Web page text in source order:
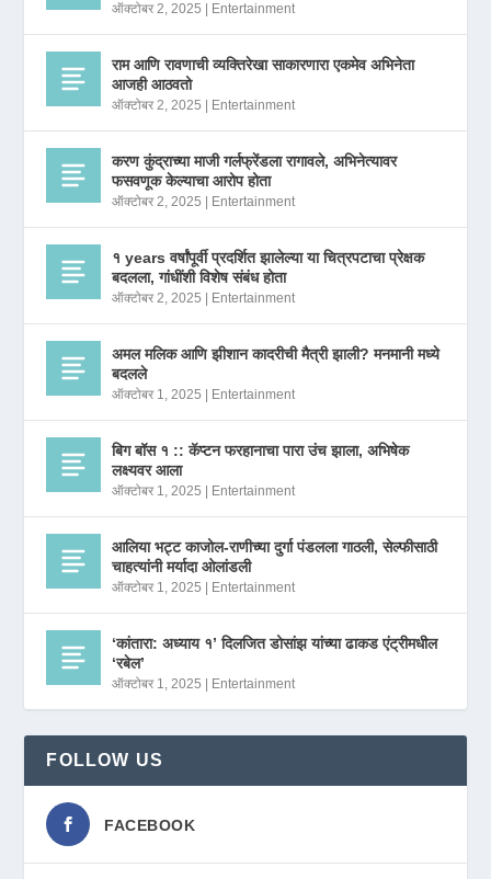
ऑक्टोबर 2, 2025 Entertainment
राम आणि रावणाची व्यक्तिरेखा साकारणारा एकमेव अभिनेता
आजही आठवतो
ऑक्टोबर 2, 2025 Entertainment
करण कुंद्राच्या माजी गर्लफ्रेंडला रागावले, अभिनेत्यावर
फसवणूक केल्याचा आरोप होता
ऑक्टोबर 2, 2025 Entertainment
१ years वर्षांपूर्वी प्रदर्शित झालेल्या या चित्रपटाचा प्रेक्षक
बदलला, गांधींशी विशेष संबंध होता
ऑक्टोबर 2, 2025 Entertainment
अमल मलिक आणि झीशान कादरीची मैत्री झाली? मनमानी मध्ये
बदलले
ऑक्टोबर 1, 2025 Entertainment
बिग बॉस १ :: कॅप्टन फरहानाचा पारा उंच झाला, अभिषेक
लक्ष्यवर आला
ऑक्टोबर 1, 2025 Entertainment
आलिया भट्ट काजोल-राणीच्या दुर्गा पंडलला गाठली, सेल्फीसाठी
चाहत्यांनी मर्यादा ओलांडली
ऑक्टोबर 1, 2025 Entertainment
‘कांतारा: अध्याय १’ दिलजित डोसांझ यांच्या ढाकड एंट्रीमधील
‘रबेल’
ऑक्टोबर 1, 2025 Entertainment
FOLLOW US
FACEBOOK